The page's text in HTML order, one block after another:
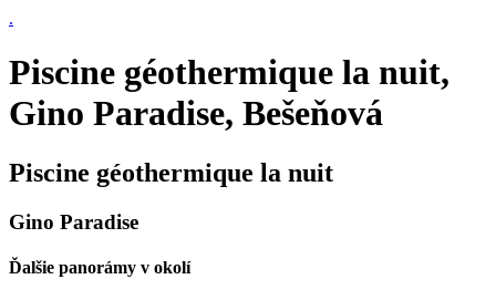
.
Piscine géothermique la nuit,
Gino Paradise, Bešeňová
Piscine géothermique la nuit
Gino Paradise
Ďalšie panorámy v okolí